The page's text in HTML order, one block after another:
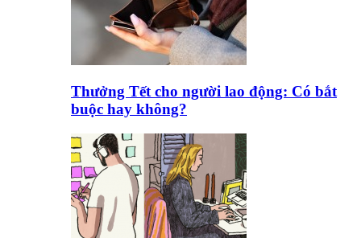
Thưởng Tết cho người lao động: Có bắt
buộc hay không?